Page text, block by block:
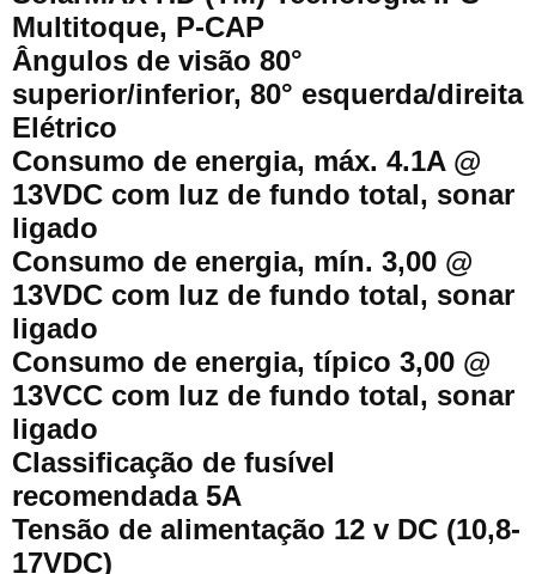
Multitoque, P-CAP
Ângulos de visão 80°
superior/inferior, 80° esquerda/direita
Elétrico
Consumo de energia, máx. 4.1A @
13VDC com luz de fundo total, sonar
ligado
Consumo de energia, mín. 3,00 @
13VDC com luz de fundo total, sonar
ligado
Consumo de energia, típico 3,00 @
13VCC com luz de fundo total, sonar
ligado
Classificação de fusível
recomendada 5A
Tensão de alimentação 12 v DC (10,8-
17VDC)